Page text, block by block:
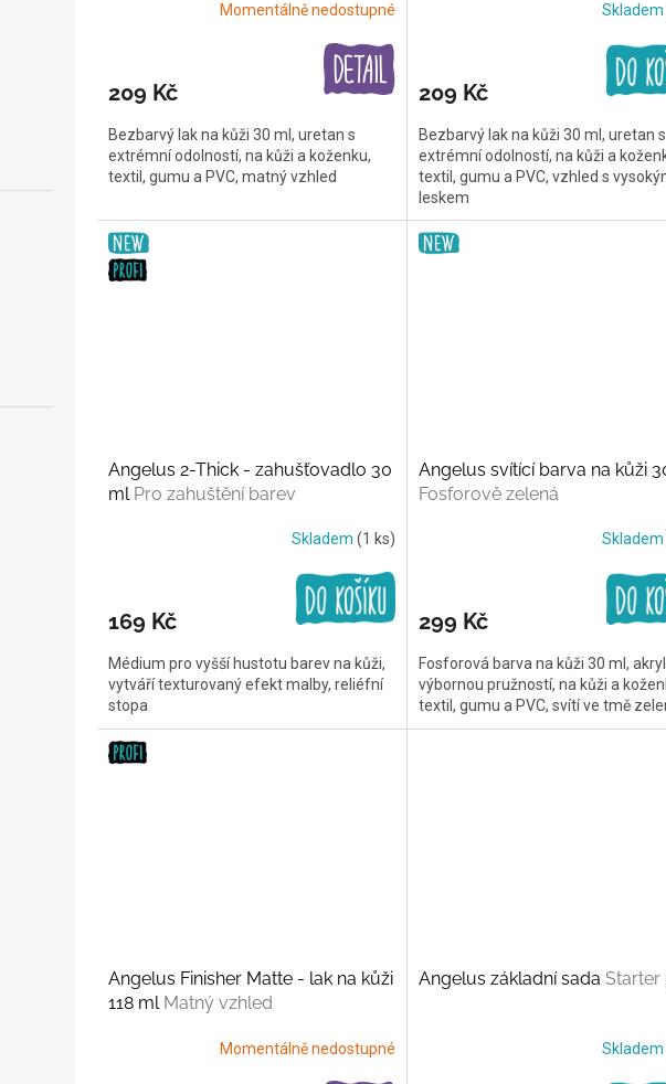
Momentálně nedostupné
209 Kč
Bezbarvý lak na kůži 30 ml, uretan s
extrémní odolností, na kůži a koženku,
textil, gumu a PVC, matný vzhled
Skladem
209 Kč
Bezbarvý lak na kůži 30 ml, uretan s
extrémní odolností, na kůži a
textil, gumu a PVC, vzhled s
leskem
Angelus 2-Thick - zahušťovadlo 30
ml Pro zahuštění barev
Skladem (1 ks)
169 Kč
Médium pro vyšší hustotu barev na kůži,
vytváří texturovaný efekt malby, reliéfní
stopa
Angelus svítící barva na kůži
Fosforově zelená
Skladem
299 Kč
Fosforová barva na kůži 30 ml,
výbornou pružností, na kůži a
textil, gumu a PVC, svítí ve tmě
Angelus Finisher Matte - lak na kůži
118 ml Matný vzhled
Momentálně nedostupné
Angelus základní sada Starter
Skladem